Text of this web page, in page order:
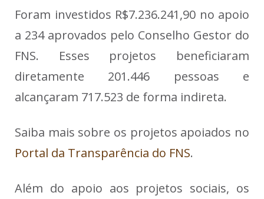
Foram investidos R$7.236.241,90 no apoio
a 234 aprovados pelo Conselho Gestor do
FNS. Esses projetos beneficiaram
diretamente 201.446 pessoas e
alcançaram 717.523 de forma indireta.
Saiba mais sobre os projetos apoiados no
Portal da Transparência do FNS.
Além do apoio aos projetos sociais, os